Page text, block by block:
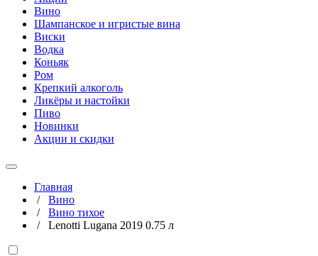
Вино
Шампанское и игристые вина
Виски
Водка
Коньяк
Ром
Крепкий алкоголь
Ликёры и настойки
Пиво
Новинки
Акции и скидки
Главная
/ Вино
/ Вино тихое
/ Lenotti Lugana 2019 0.75 л